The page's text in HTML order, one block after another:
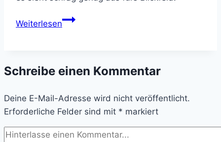
WeiterlesenHypnospace
Schreibe einen Kommentar
Deine E-Mail-Adresse wird nicht veröffentlicht.
Erforderliche Felder sind mit * markiert